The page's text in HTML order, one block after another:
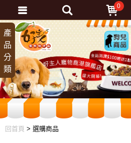
狗兒
商品
回首頁 > 選購商品
產
品
分
類
0
會員登入
忘記密碼
加入會員
訂單查詢